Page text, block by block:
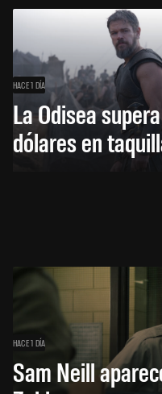
HACE 1 DÍA
La Odisea
dólares en
HACE 1 DÍA
Sam Neill